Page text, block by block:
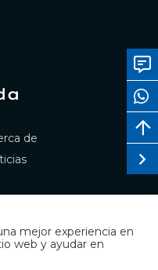
de
mejor experiencia en
web y ayudar en